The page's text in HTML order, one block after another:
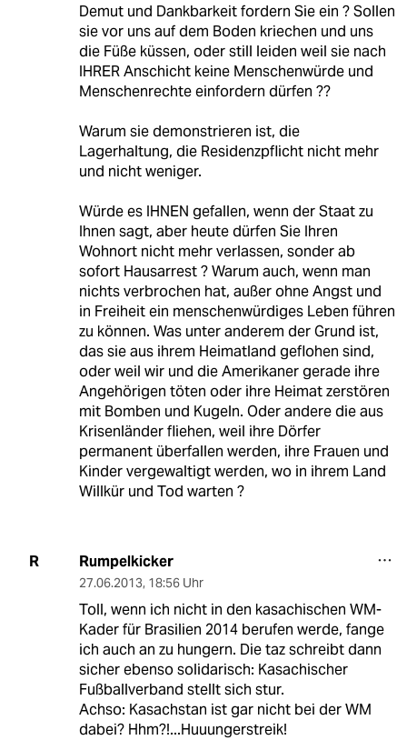
Demut und Dankbarkeit fordern Sie ein ? Sollen
sie vor uns auf dem Boden kriechen und uns
die Füße küssen, oder still leiden weil sie nach
IHRER Anschicht keine Menschenwürde und
Menschenrechte einfordern dürfen ??
Warum sie demonstrieren ist, die
Lagerhaltung, die Residenzpflicht nicht mehr
und nicht weniger.
Würde es IHNEN gefallen, wenn der Staat zu
Ihnen sagt, aber heute dürfen Sie Ihren
Wohnort nicht mehr verlassen, sonder ab
sofort Hausarrest ? Warum auch, wenn man
nichts verbrochen hat, außer ohne Angst und
in Freiheit ein menschenwürdiges Leben führen
zu können. Was unter anderem der Grund ist,
das sie aus ihrem Heimatland geflohen sind,
oder weil wir und die Amerikaner gerade ihre
Angehörigen töten oder ihre Heimat zerstören
mit Bomben und Kugeln. Oder andere die aus
Krisenländer fliehen, weil ihre Dörfer
permanent überfallen werden, ihre Frauen und
Kinder vergewaltigt werden, wo in ihrem Land
Willkür und Tod warten ?
R Rumpelkicker
27.06.2013, 18:56 Uhr
Toll, wenn ich nicht in den kasachischen WM-
Kader für Brasilien 2014 berufen werde, fange
ich auch an zu hungern. Die taz schreibt dann
sicher ebenso solidarisch: Kasachischer
Fußballverband stellt sich stur.
Achso: Kasachstan ist gar nicht bei der WM
dabei? Hhm?!...Huuungerstreik!